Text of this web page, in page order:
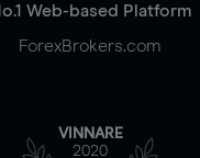
Web-based Platform
ForexBrokers.com
VINNARE
2020